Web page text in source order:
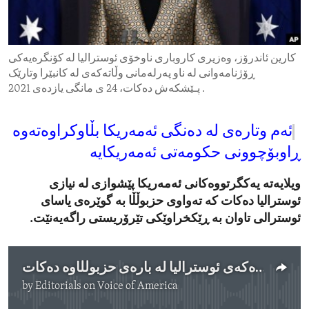
ENVIRONMENT AND HEALTH
IDEALS AND INSTITUTIONS
کارین ئاندرۆز، وەزیری کاروباری ناوخۆی ئوسترالیا لە کۆنگرەیەکی
ڕۆژنامەوانی لە ناو پەرلەمانی وڵاتەکەی لە کانبێرا وتارێک
پـێشکەش دەکات، 24 ی مانگی یازدەی 2021 .
ئەم وتارەی لە دەنگی ئەمەریکا بڵاوکراوەتەوە
ڕاوبۆچوونی حکومەتی ئەمەریکایە
ویلایەتە یەکگرتووەکانی ئەمەریکا پێشوازی لە نیازی
ئوسترالیا دەکات کە تەواوی حزبوڵڵا بە گوێرەی یاسای
ئوسترالی تاوان بە ڕێکخراوێکی تێرۆریستی راگەیەنێت.
ئەمەریکا پێشوازی لە بڕیارەکەی ئوسترالیا لە بارەی حزبوڵڵاوە دەکات
byEditorials on Voice of America